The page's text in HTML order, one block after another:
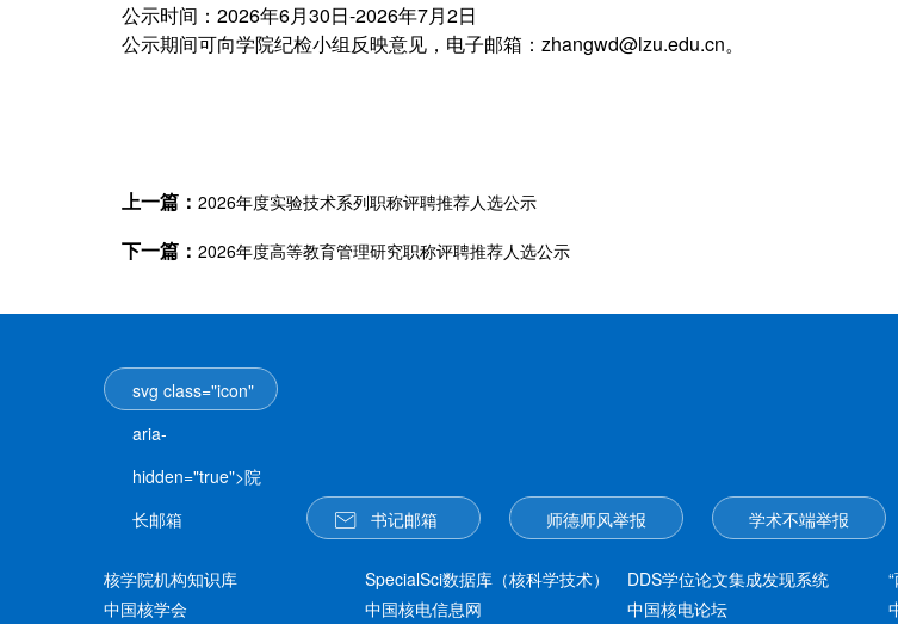
公示时间：2026年6月30日-2026年7月2日
公示期间可向学院纪检小组反映意见，电子邮箱：zhangwd@lzu.edu.cn。
上一篇： 2026年度实验技术系列职称评聘推荐人选公示
下一篇： 2026年度高等教育管理研究职称评聘推荐人选公示
svg class="icon"
aria-
hidden="true">院
长邮箱
书记邮箱 师德师风举报 学术不端举报
核学院机构知识库 SpecialSci数据库（核科学技术） DDS学位论文集成发现系统
中国核学会
中国核电信息网 中国核电论坛